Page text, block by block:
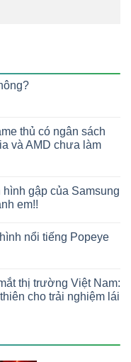
thủ có ngân sách
và AMD chưa làm
gập của Samsung
em!!
nổi tiếng Popeye
thị trường Việt Nam:
cho trải nghiệm lái